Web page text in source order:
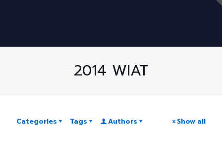
2014 WIAT
Categories Tags Authors Show all